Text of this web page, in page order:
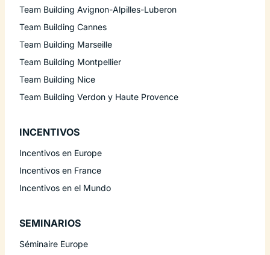
Team Building Avignon-Alpilles-Luberon
Team Building Cannes
Team Building Marseille
Team Building Montpellier
Team Building Nice
Team Building Verdon y Haute Provence
INCENTIVOS
Incentivos en Europe
Incentivos en France
Incentivos en el Mundo
SEMINARIOS
Séminaire Europe